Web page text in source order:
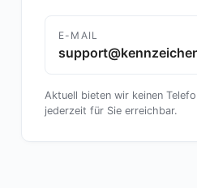
E-MAIL
Aktuell bieten wir keinen
jederzeit für Sie erreichbar.